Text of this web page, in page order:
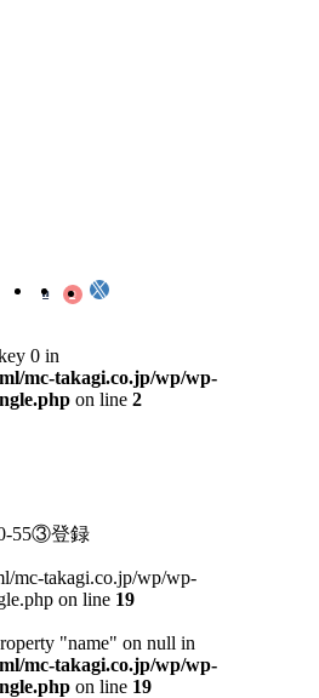
0 in
mc-takagi.co.jp/wp/wp-
on line 2
55③登録
mc-takagi.co.jp/wp/wp-
on line 19
"name" on null in
mc-takagi.co.jp/wp/wp-
on line 19